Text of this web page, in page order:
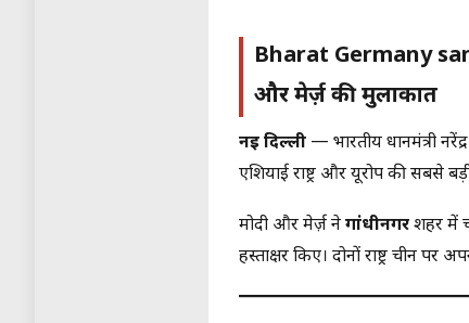
Bharat Germany
और मेर्ज़ की मुलाकात
नई दिल्ली — भारतीय प्रधानमंत्री
एशियाई राष्ट्र और यूरोप की सबसे
मोदी और मेर्ज़ नेगांधीनगरशहर में
हस्ताक्षर किए। दोनों राष्ट्र चीन